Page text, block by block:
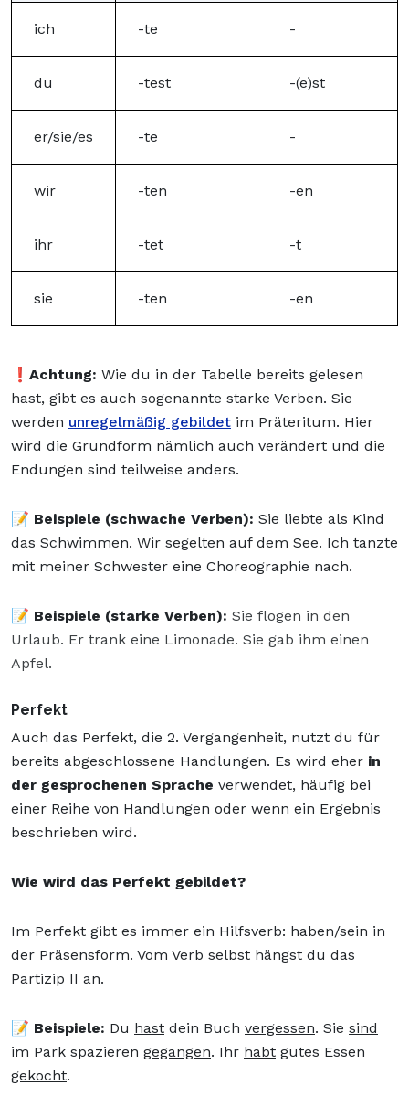
ich -te -
du -test -(e)st
er/sie/es -te -
wir -ten -en
ihr -tet -t
sie -ten -en
❗Achtung: Wie du in der Tabelle bereits gelesen
hast, gibt es auch sogenannte starke Verben. Sie
werden unregelmäßig gebildet im Präteritum. Hier
wird die Grundform nämlich auch verändert und die
Endungen sind teilweise anders.
📝 Beispiele (schwache Verben): Sie liebte als Kind
das Schwimmen. Wir segelten auf dem See. Ich tanzte
mit meiner Schwester eine Choreographie nach.
📝 Beispiele (starke Verben): Sie flogen in den
Urlaub. Er trank eine Limonade. Sie gab ihm einen
Apfel.
Perfekt
Auch das Perfekt, die 2. Vergangenheit, nutzt du für
bereits abgeschlossene Handlungen. Es wird eher in
der gesprochenen Sprache verwendet, häufig bei
einer Reihe von Handlungen oder wenn ein Ergebnis
beschrieben wird.
Wie wird das Perfekt gebildet?
Im Perfekt gibt es immer ein Hilfsverb: haben/sein in
der Präsensform. Vom Verb selbst hängst du das
Partizip II an.
📝 Beispiele: Du hast dein Buch vergessen. Sie sind
im Park spazieren gegangen. Ihr habt gutes Essen
gekocht.